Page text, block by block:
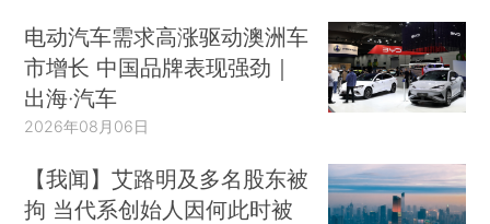
电动汽车需求高涨驱动澳洲车
市增长 中国品牌表现强劲｜
出海·汽车
2026年08月06日
【我闻】艾路明及多名股东被
拘 当代系创始人因何此时被